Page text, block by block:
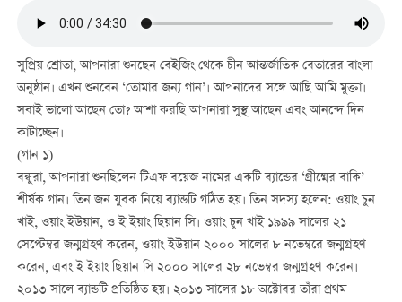
সুপ্রিয় শ্রোতা, আপনারা শুনছেন বেইজিং থেকে চীন আন্তর্জাতিক বেতারের বাংলা
অনুষ্ঠান। এখন শুনবেন ‘তোমার জন্য গান’। আপনাদের সঙ্গে আছি আমি মুক্তা।
সবাই ভালো আছেন তো? আশা করছি আপনারা সুস্থ আছেন এবং আনন্দে দিন
কাটাচ্ছেন।
(গান ১)
বন্ধুরা, আপনারা শুনছিলেন টিএফ বয়েজ নামের একটি ব্যান্ডের ‘গ্রীষ্মের বাকি’
শীর্ষক গান। তিন জন যুবক নিয়ে ব্যান্ডটি গঠিত হয়। তিন সদস্য হলেন: ওয়াং চুন
খাই, ওয়াং ইউয়ান, ও ই ইয়াং ছিয়ান সি। ওয়াং চুন খাই ১৯৯৯ সালের ২১
সেপ্টেম্বর জন্মগ্রহণ করেন, ওয়াং ইউয়ান ২০০০ সালের ৮ নভেম্বরে জন্মগ্রহণ
করেন, এবং ই ইয়াং ছিয়ান সি ২০০০ সালের ২৮ নভেম্বর জন্মগ্রহণ করেন।
২০১৩ সালে ব্যান্ডটি প্রতিষ্ঠিত হয়। ২০১৩ সালের ১৮ অক্টোবর তাঁরা প্রথম